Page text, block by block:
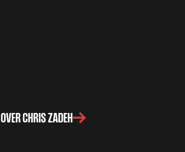
OVER CHRIS ZADEH